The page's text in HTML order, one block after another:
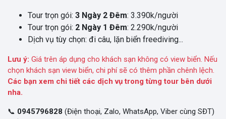
Tour trọn gói: 3 Ngày 2 Đêm: 3.390k/người
Tour trọn gói: 2 Ngày 1 Đêm: 2.290k/người
Dịch vụ tùy chọn: đi câu, lặn biển freediving...
Lưu ý: Giá trên áp dụng cho khách sạn không có view biển. Nếu
chọn khách sạn view biển, chi phí sẽ có thêm phần chênh lệch.
Các bạn xem chi tiết các dịch vụ trong từng tour bên dưới
nha.
📞 0945796828 (Điện thoại, Zalo, WhatsApp, Viber cùng SĐT)